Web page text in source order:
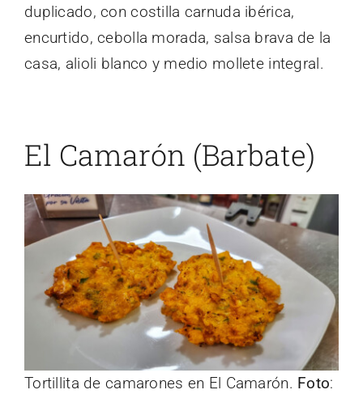
duplicado, con costilla carnuda ibérica,
encurtido, cebolla morada, salsa brava de la
casa, alioli blanco y medio mollete integral.
El Camarón (Barbate)
Tortillita de camarones en El Camarón. Foto: